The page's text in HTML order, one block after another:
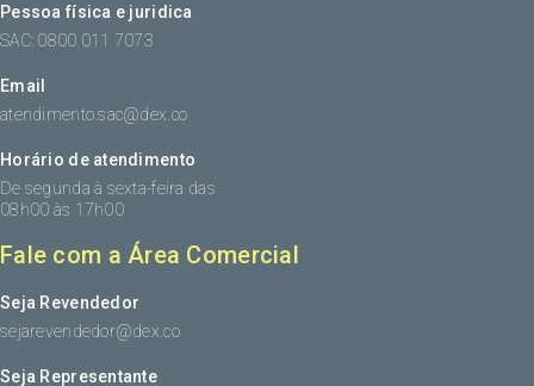
Pessoa física e juridica
SAC: 0800 011 7073
Email
atendimento.sac@dex.co
Horário de atendimento
De segunda à sexta-feira das
08h00 às 17h00
Fale com a Área Comercial
Seja Revendedor
sejarevendedor@dex.co
Seja Representante